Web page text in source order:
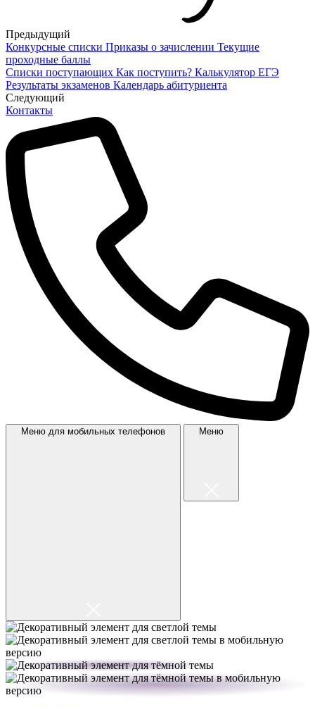
Предыдущий
Конкурсные списки Приказы о зачислении Текущие
проходные баллы
Списки поступающих Как поступить? Калькулятор ЕГЭ
Результаты экзаменов Календарь абитуриента
Cледующий
Контакты
Меню для мобильных телефонов Меню